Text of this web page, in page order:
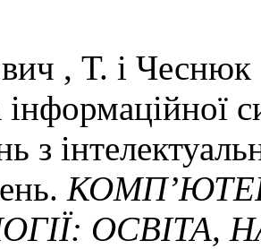
, Т. і
з
ОСВІТА,